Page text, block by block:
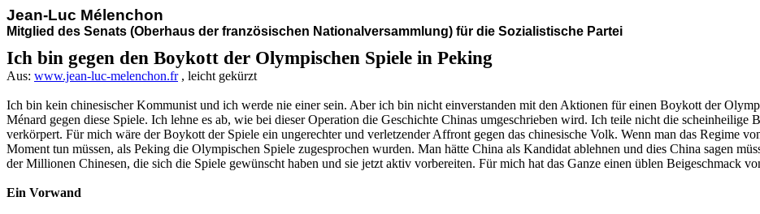
Jean-Luc Mélenchon
Mitglied des Senats (Oberhaus der französischen Nationalversammlung) für die Sozialistische Partei
Ich bin gegen den Boykott der Olympischen Spiele in Peking
Aus: www.jean-luc-melenchon.fr, leicht gekürzt
Ich bin kein chinesischer Kommunist und ich werde nie einer sein. Aber ich bin nicht einverstanden mit den Aktionen für einen Boykott der
Ménard gegen diese Spiele. Ich lehne es ab, wie bei dieser Operation die Geschichte Chinas umgeschrieben wird. Ich teile nicht die scheinheilige
verkörpert. Für mich wäre der Boykott der Spiele ein ungerechter und verletzender Affront gegen das chinesische Volk. Wenn man das Regime
Moment tun müssen, als Peking die Olympischen Spiele zugesprochen wurden. Man hätte China als Kandidat ablehnen und dies China sagen
der Millionen Chinesen, die sich die Spiele gewünscht haben und sie jetzt aktiv vorbereiten. Für mich hat das Ganze einen üblen Beigeschmack
Ein Vorwand